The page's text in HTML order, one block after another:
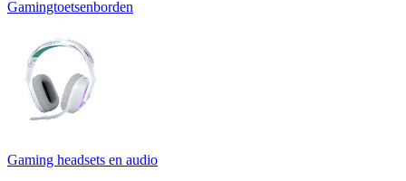
Gamingtoetsenborden
Gaming headsets en audio